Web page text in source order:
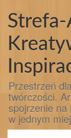
treściStrefa-
Przestrzeń
twórczości.
spojrzenie
w jednym